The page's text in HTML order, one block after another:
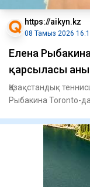
https://aikyn.kz
08 Тамыз 2026
Елена
қарсыласы
Қазақстандық
Рыбакина Toronto-да